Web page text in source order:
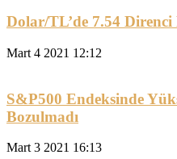
Dolar/TL’de 7.54
Mart 4 2021 12:12
S&P500 Endeksinde
Bozulmadı
Mart 3 2021 16:13